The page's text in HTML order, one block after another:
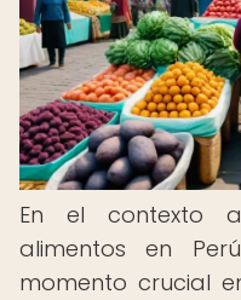
En el contexto
alimentos en
momento crucial